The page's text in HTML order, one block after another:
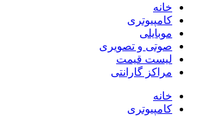
خانه
کامپیوتری
موبایلی
صوتی و تصویری
لیست قیمت
مراکز گارانتی
خانه
کامپیوتری